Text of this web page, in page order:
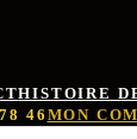
HISTOIRE
46 MON